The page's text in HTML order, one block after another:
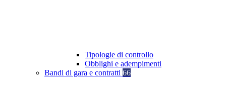
Tipologie di controllo
Obblighi e adempimenti
Bandi di gara e contratti 66